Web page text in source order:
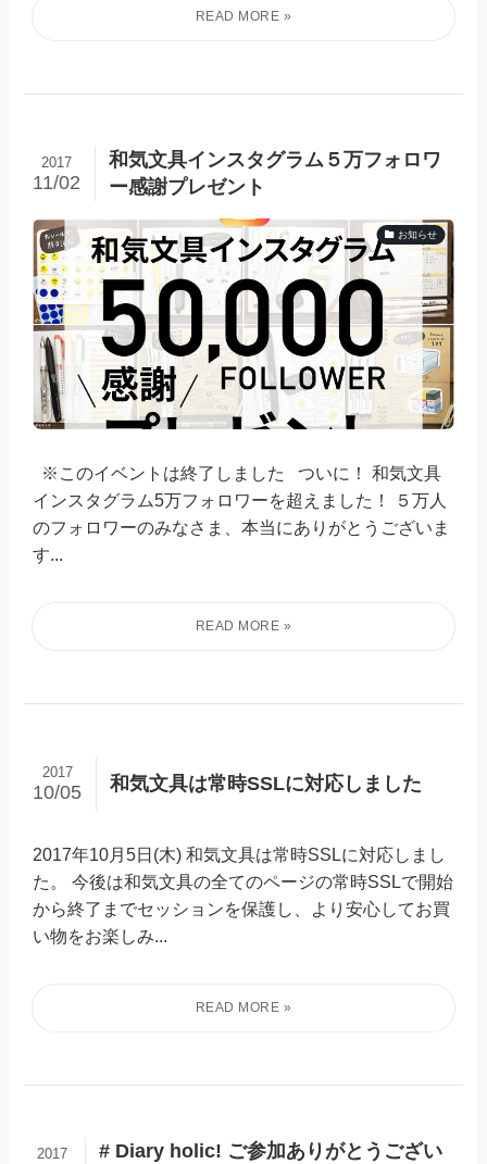
和気文具インスタグラム５万フォロワ
ー感謝プレゼント
2017
11/02
お知らせ
※このイベントは終了しました ついに！ 和気文具
インスタグラム5万フォロワーを超えました！ ５万人
のフォロワーのみなさま、本当にありがとうございま
す...
和気文具は常時SSLに対応しました
2017
10/05
2017年10月5日(木) 和気文具は常時SSLに対応しまし
た。 今後は和気文具の全てのページの常時SSLで開始
から終了までセッションを保護し、より安心してお買
い物をお楽しみ...
# Diary holic! ご参加ありがとうござい
2017